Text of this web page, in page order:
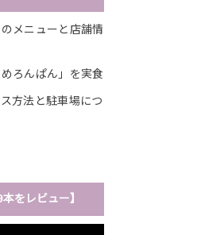
メニューと店舗情
ろんぱん」を実食
方法と駐車場につ
をレビュー】